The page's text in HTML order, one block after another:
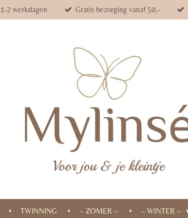
2 werkdagen Gratis bezorging vanaf 50,-
TWINNING ~ ZOMER ~ ~ WINTER ~